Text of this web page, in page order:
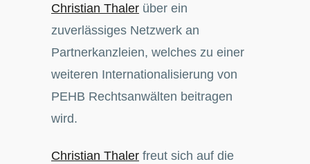
Christian Thaler über ein
zuverlässiges Netzwerk an
Partnerkanzleien, welches zu einer
weiteren Internationalisierung von
PEHB Rechtsanwälten beitragen
wird.
Christian Thaler freut sich auf die